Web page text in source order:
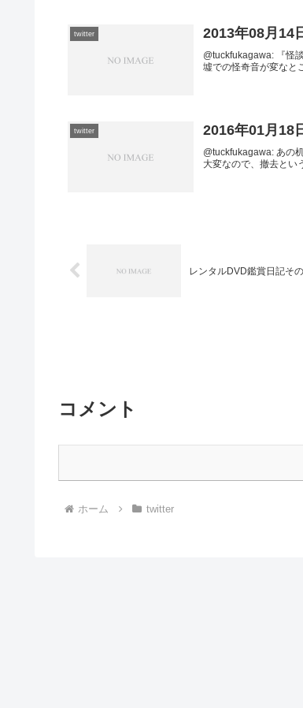
twitter 2013年08月14
@tuckfukagawa: 『怪
墟での怪奇音が変なと
twitter 2016年01月18
@tuckfukagawa: あの
大変なので、撤去とい
レンタルDVD鑑賞日記その
コメント
ホーム twitter